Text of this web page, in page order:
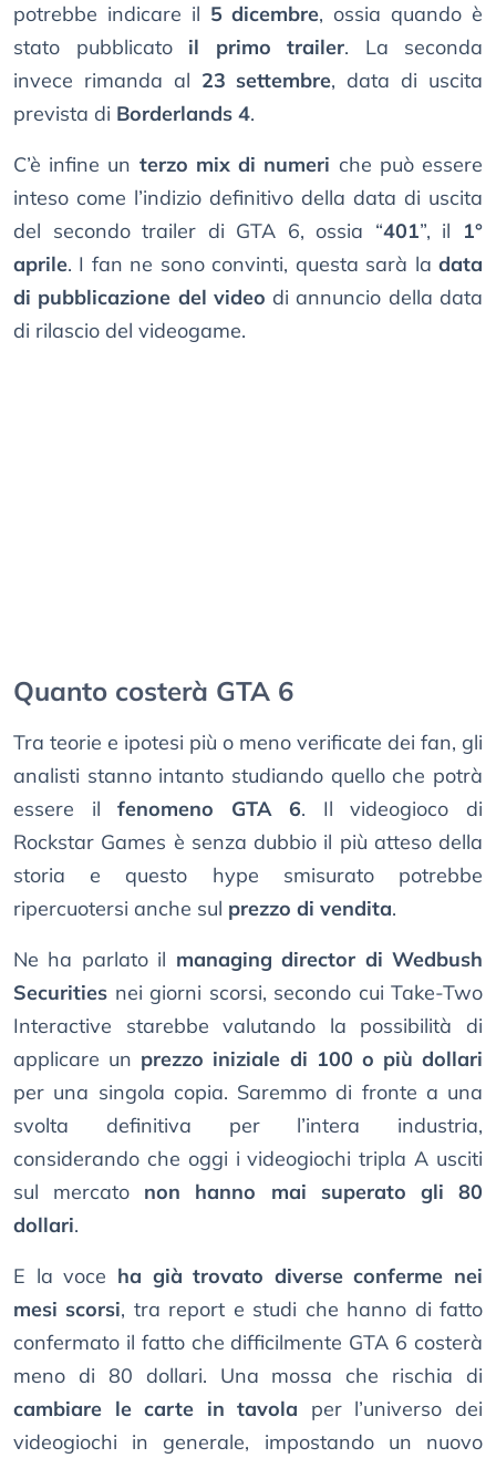
potrebbe indicare il 5 dicembre, ossia quando è
stato pubblicato il primo trailer. La seconda
invece rimanda al 23 settembre, data di uscita
prevista di Borderlands 4.
C’è infine un terzo mix di numeri che può essere
inteso come l’indizio definitivo della data di uscita
del secondo trailer di GTA 6, ossia “401”, il 1°
aprile. I fan ne sono convinti, questa sarà la data
di pubblicazione del video di annuncio della data
di rilascio del videogame.
Quanto costerà GTA 6
Tra teorie e ipotesi più o meno verificate dei fan, gli
analisti stanno intanto studiando quello che potrà
essere ilfenomeno GTA 6. Il videogioco di
Rockstar Games è senza dubbio il più atteso della
storia e questo hype smisurato potrebbe
ripercuotersi anche sul prezzo di vendita.
Ne ha parlato il managing director di Wedbush
Securities nei giorni scorsi, secondo cui Take-Two
Interactive starebbe valutando la possibilità di
applicare un prezzo iniziale di 100 o più dollari
per una singola copia. Saremmo di fronte a una
svolta definitiva per l’intera industria,
considerando che oggi i videogiochi tripla A usciti
sul mercato non hanno mai superato gli 80
dollari.
E la voce ha già trovato diverse conferme nei
mesi scorsi, tra report e studi che hanno di fatto
confermato il fatto che difficilmente GTA 6 costerà
meno di 80 dollari. Una mossa che rischia di
cambiare le carte in tavola per l’universo dei
videogiochi in generale, impostando un nuovo